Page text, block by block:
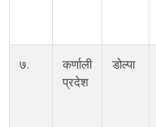
७.
कर्णाली
प्रदेश
डोल्पा